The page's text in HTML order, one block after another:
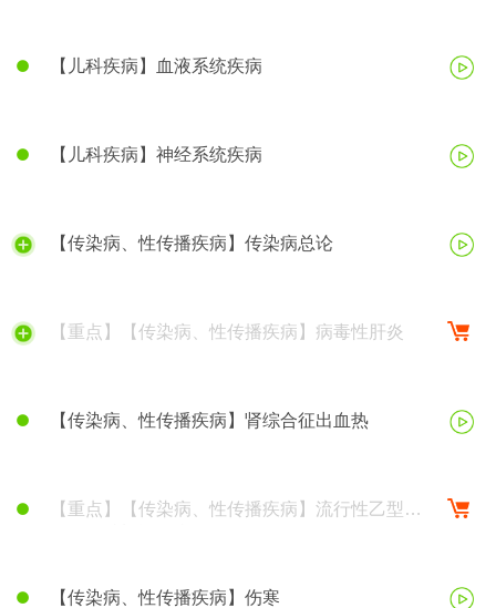
【儿科疾病】血液系统疾病
【儿科疾病】神经系统疾病
【传染病、性传播疾病】传染病总论
【重点】【传染病、性传播疾病】病毒性肝炎
【传染病、性传播疾病】肾综合征出血热
【重点】【传染病、性传播疾病】流行性乙型脑
【传染病、性传播疾病】伤寒